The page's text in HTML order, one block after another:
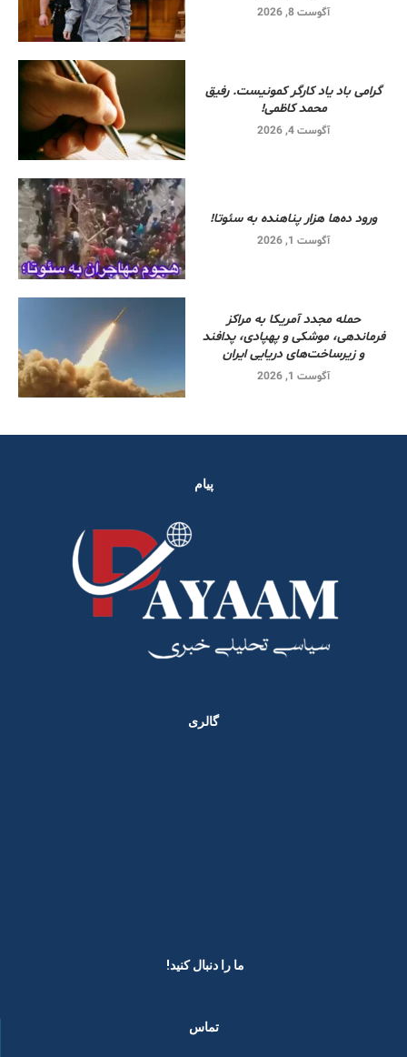
آگوست 8, 2026
گرامی باد یاد کارگر کمونیست. رفیق
محمد کاظمی!
آگوست 4, 2026
ورود ده‌ها هزار پناهنده به سئوتا!
آگوست 1, 2026
حمله مجدد آمریکا به مراکز
فرماندهی، موشکی و پهپادی، پدافند
و زیرساخت‌های دریایی ایران
آگوست 1, 2026
پیام
گالری
ما را دنبال کنید! ​
تماس